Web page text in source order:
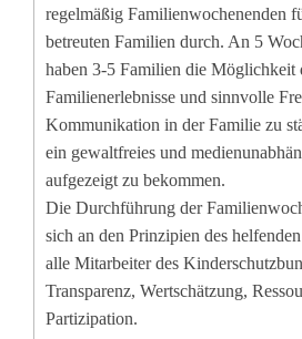
regelmäßig Familienwochenenden
betreuten Familien durch. An 5
haben 3-5 Familien die Möglichkeit
Familienerlebnisse und sinnvolle
Kommunikation in der Familie zu
ein gewaltfreies und
aufgezeigt zu bekommen.
Die Durchführung der
sich an den Prinzipien des
alle Mitarbeiter des
Transparenz, Wertschätzung,
Partizipation.